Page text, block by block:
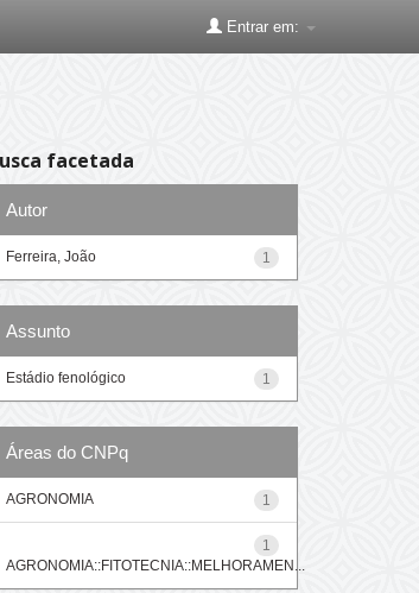
Entrar em:
facetada
Autor
1
Ferreira, João
Assunto
1
Estádio fenológico
Áreas do CNPq
1
AGRONOMIA
1
AGRONOMIA::FITOTECNIA::MELHORAMEN...